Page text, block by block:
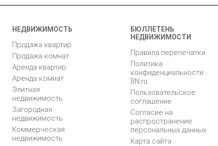
НЕДВИЖИМОСТЬ
Продажа квартир
Продажа комнат
Аренда квартир
Аренда комнат
Элитная
недвижимость
Загородная
недвижимость
Коммерческая
недвижимость
БЮЛЛЕТЕНЬ
НЕДВИЖИМОСТИ
Правила перепечатки
Политика
конфиденциальности
BN.ru
Пользовательское
соглашение
Согласие на
распространение
персональных данных
Карта сайта